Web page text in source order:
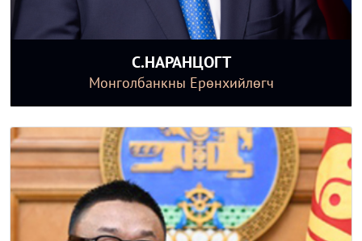
С.НАРАНЦОГТ
Монголбанкны Ерөнхийлөгч